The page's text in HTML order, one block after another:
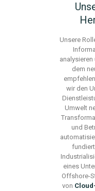
Unsere
analysieren
dem
wir den
Umwelt
und
eines
Offshore-
von Clou